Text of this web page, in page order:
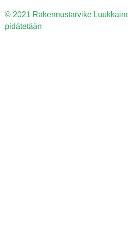
© 2021 Rakennustarvike
pidätetään